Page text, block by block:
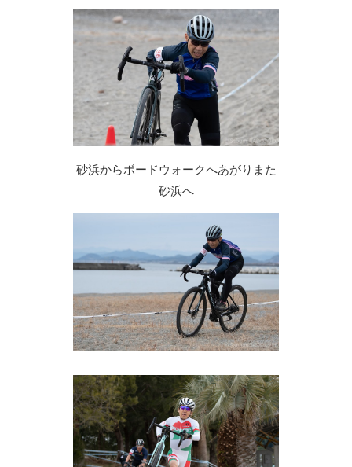
砂浜からボードウォークへあがりまた
砂浜へ